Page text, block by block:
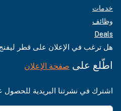
خدمات
وظائف
Deals
هل ترغب في الإعلان على قطر
اطّلع على صفحة الإعلان
اشترك في نشرتنا البريدية للحصول